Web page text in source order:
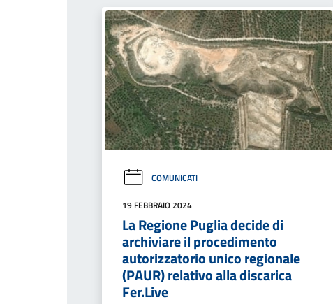
COMUNICATI
19 FEBBRAIO 2024
La Regione Puglia decide di
archiviare il procedimento
autorizzatorio unico regionale
(PAUR) relativo alla discarica
Fer.Live